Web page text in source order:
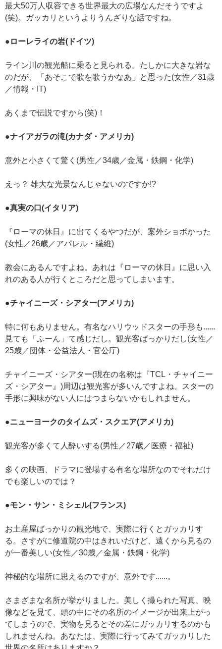
最大50万人収容できる世界最大の広場なんだそうですよ
(笑)。ガッカリというよりうんざりな話ですね。
●ローレライの岩(ドイツ)
ライン川の観光船に乗ると見られる。たしかに大きな岩な
のだが、「あそこで歌を歌うかなあ」と思った(女性／31歳
／情報・IT)
あくまで伝説ですから(笑)！
●ナイアガラの滝(カナダ・アメリカ)
意外と小さくて驚く(男性／34歳／金属・鉄鋼・化学)
えっ？ 雄大な光景なんじゃないのですか!?
●真実の口(イタリア)
『ローマの休日』に出てくるやつだが、案外ショボかった
(女性／26歳／アパレル・繊維)
教会にあるんですよね。あれは『ローマの休日』に思い入
れのある人が行くところだと思ってしまいます。
●チャイニーズ・シアター(アメリカ)
特に何もありません。有名なハリウッドスターの手形も......
見ても「ふーん」て感じだし。観光客ばっかりだし(女性／
25歳／団体・公益法人・官公庁)
チャイニーズ・シアター(現在の名称は『TCL・チャイニー
ズ・シアター』)周辺は観光客が多いんですよね。スターの
手形に興味がない人にはつまらないかもしれません。
●ニューヨークのタイムズ・スクエア(アメリカ)
観光客が多くて人酔いする(男性／27歳／医療・福祉)
多くの映画、ドラマに登場する有名な場所なのでそれだけ
でも楽しいのでは？
●モン・サン・ミシェル(フランス)
お土産屋ばっかりの観光地で、実際に行くとガッカリす
る。さすがに修道院の中はきれいだけど、遠くから見るの
が一番美しい(女性／30歳／金属・鉄鋼・化学)
神秘的な場所に思えるのですが、意外です......。
さまざまな名所が挙がりました。美しく撮られた写真、映
像などを見て、頭の中にその名所のイメージが出来上がっ
てしまうので、実物を見るとその差にガッカリするのかも
しれませんね。あなたは、実際に行ってみてガッカリした